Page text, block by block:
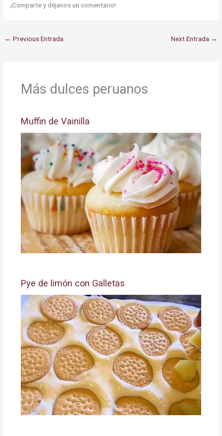
¡Comparte y déjanos un comentario!
← Previous Entrada Next Entrada →
Más dulces peruanos
Muffin de Vainilla
Pye de limón con Galletas